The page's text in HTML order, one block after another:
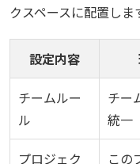
クスペースに配置しま
設定内容
チームルー
ル
チー
統一
プロジェク
この